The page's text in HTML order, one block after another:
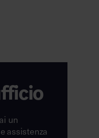
un
assistenza